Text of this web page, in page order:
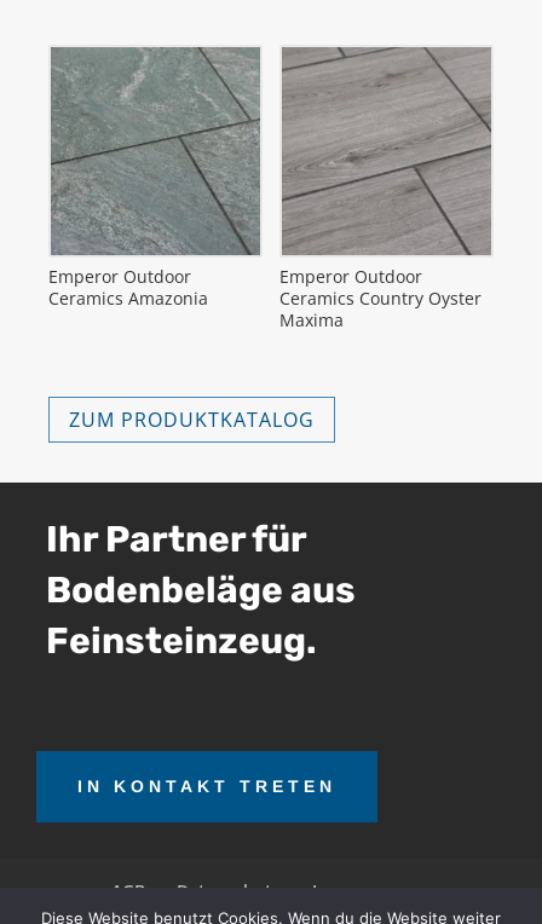
Emperor Outdoor
Ceramics Amazonia
Emperor Outdoor
Ceramics Country Oyster
Maxima
ZUM PRODUKTKATALOG
Ihr Partner für
Bodenbeläge aus
Feinsteinzeug.
IN KONTAKT TRETEN
AGB Datenschutz Impressum
Diese Website benutzt Cookies. Wenn du die Website weiter